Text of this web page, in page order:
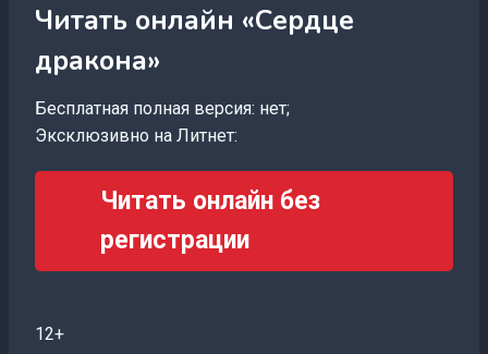
Читать онлайн «Сердце
дракона»
Бесплатная полная версия: нет;
Эксклюзивно на Литнет:
Читать онлайн без
регистрации
12+